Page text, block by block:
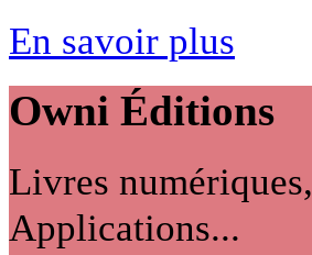
En savoir plus
Owni Éditions
Livres numériques,
Applications...